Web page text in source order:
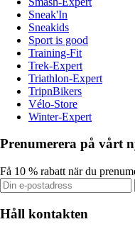
Sneak'In
Sneakids
Sport is good
Training-Fit
Trek-Expert
Triathlon-Expert
TripnBikers
Vélo-Store
Winter-Expert
Prenumerera på vårt
Få 10 % rabatt när du
Håll kontakten